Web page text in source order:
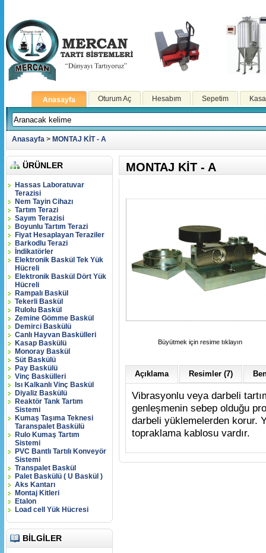
Anasayfa Oturum Aç Hesabım Sepetim
Anasayfa > MONTAJ KİT - A
ÜRÜNLER
Hassas Laboratuvar
Terazisi
Nem Tayin Cihazı
Tartım Terazi
Sayım Terazisi
Boyunlu Tartım Terazi
Fiyat Hesaplayan Teraziler
Barkodlu Terazi
İndikatörler
Elektronik Baskül Tek Yük
Hücreli
Elektronik Baskül Dört Yük
Hücreli
Rampalı Baskül
Tekerli Baskül
Rulolu Baskül
Zemine Gömme Baskül
Demirci Baskülü
Canlı Hayvan Baskülleri
Kasap Baskülü
Monoray Baskül
Süt Baskülü
Pay Baskülü
Vinç Baskülleri
Isı Kalkanlı Vinç Baskül
Diyaliz Baskülü
Reaktör Tank Tartım
Sistemi
Kumaş Taşıma Teknesi
Taranspalet Baskülü
Rulo Kumaş Tartım
Sistemi
PVC Bantlı Tartılı Konveyör
Sistemi
Transpalet Baskül
Palet Baskülü ( U Baskül )
Aks Kantarı
Montaj Kitleri
Etalon
Load cell Yük Hücresi
BILGILER
MONTAJ KİT - A
Büyütmek için resime tıklayın
Açıklama Resimler (7)
Vibrasyonlu veya darbeli
genleşmenin sebep olduğu
darbeli yüklemelerden korur.
topraklama kablosu vardır.